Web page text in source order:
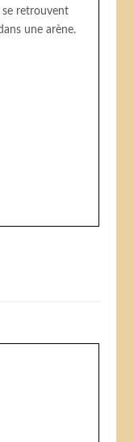
se retrouvent
une arène.